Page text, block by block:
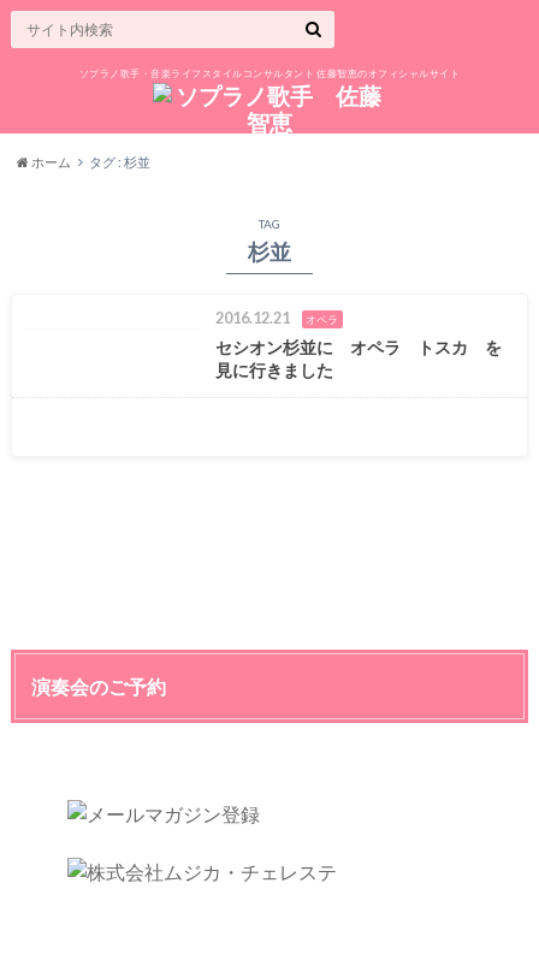
ソプラノ歌手・音楽ライフスタイルコンサルタント 佐藤智恵のオフィシャルサイト
ホーム タグ : 杉並
TAG
杉並
2016.12.21 オペラ
セシオン杉並に オペラ トスカ を
見に行きました
演奏会のご予約